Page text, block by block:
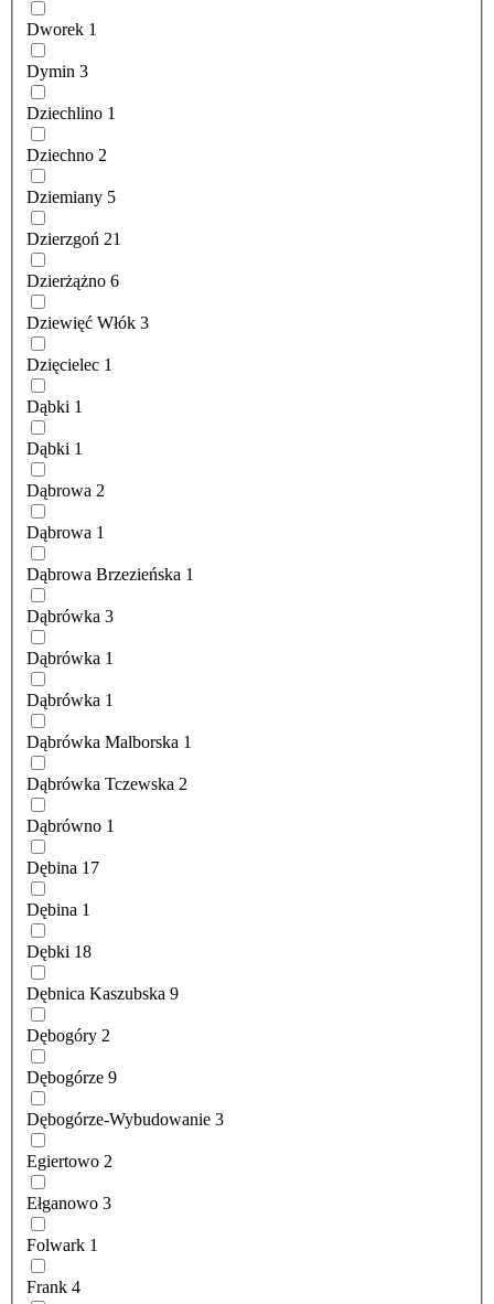
Dworek 1
Dymin 3
Dziechlino 1
Dziechno 2
Dziemiany 5
Dzierzgoń 21
Dzierżążno 6
Dziewięć Włók 3
Dzięcielec 1
Dąbki 1
Dąbki 1
Dąbrowa 2
Dąbrowa 1
Dąbrowa Brzezieńska 1
Dąbrówka 3
Dąbrówka 1
Dąbrówka 1
Dąbrówka Malborska 1
Dąbrówka Tczewska 2
Dąbrówno 1
Dębina 17
Dębina 1
Dębki 18
Dębnica Kaszubska 9
Dębogóry 2
Dębogórze 9
Dębogórze-Wybudowanie 3
Egiertowo 2
Ełganowo 3
Folwark 1
Frank 4